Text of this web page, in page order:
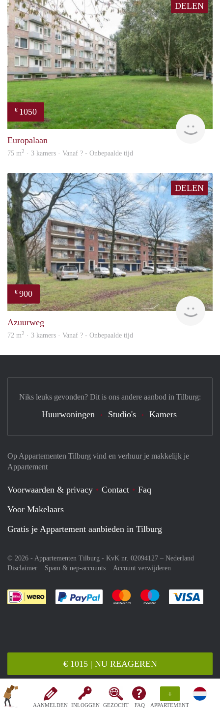
AANMELDEN INLOGGEN GEZOCHT FAQ
+
APPARTEMENT
€ 1015 | NU REAGEREN
DELEN
€ 1050
Europalaan
75 m2 · 3 kamers · Vanaf ? - Onbepaalde tijd
DELEN
€ 900
Azuurweg
72 m2 · 3 kamers · Vanaf ? - Onbepaalde tijd
Op Appartementen Tilburg vind en verhuur je makkelijk je
Appartement
Voorwaarden & privacy Contact
Faq
Voor Makelaars
Gratis je Appartement aanbieden in Tilburg
© 2026 - Appartementen Tilburg - KvK nr. 02094127 – Nederland
Disclaimer
Spam & nep-accounts Account verwijderen
Je rekent gemakkelijk af met Paypal
Je rekent gemakkelijk af met
Je rekent
Niks leuks gevonden? Dit is ons andere aanbod in Tilburg:
Huurwoningen Studio's Kamers